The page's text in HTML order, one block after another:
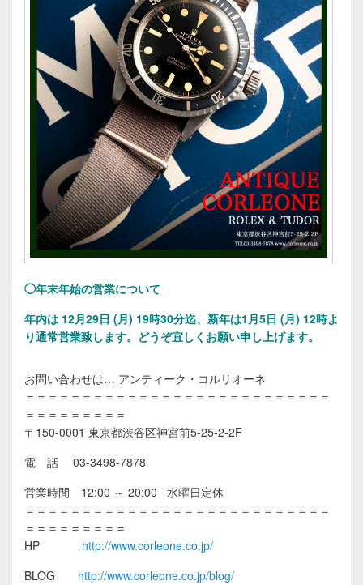
◯年末年始の営業について
年内は 12月29日 (月) 19時30分迄、新年は1月5日 (月) 12時よ
り通常営業致します。 どうぞ宜しくお願い申し上げます。
お問い合わせは… アンティーク・コルリオーネ
＝＝＝＝＝＝＝＝＝＝＝＝＝＝＝＝＝＝＝＝＝＝＝＝＝＝＝
＝＝＝＝＝＝＝＝＝
〒150-0001 東京都渋谷区神宮前5-25-2-2F
電 話 03-3498-7878
営業時間 12:00 ～ 20:00 水曜日定休
＝＝＝＝＝＝＝＝＝＝＝＝＝＝＝＝＝＝＝＝＝＝＝＝＝＝＝
＝＝＝＝＝＝＝＝＝
HP
http://www.corleone.co.jp/
BLOG http://www.corleone.co.jp/blog/